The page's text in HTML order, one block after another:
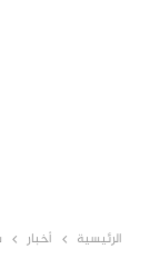
الرئيسية أخبار